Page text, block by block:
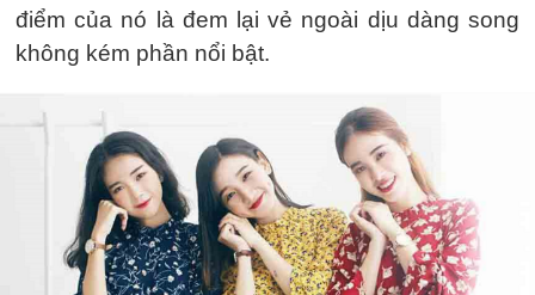
điểm của nó là đem lại vẻ ngoài dịu dàng song
không kém phần nổi bật.